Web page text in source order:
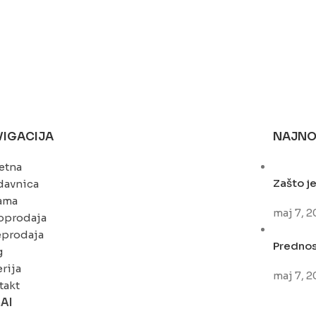
Zašto
maj 7,
maj 7,